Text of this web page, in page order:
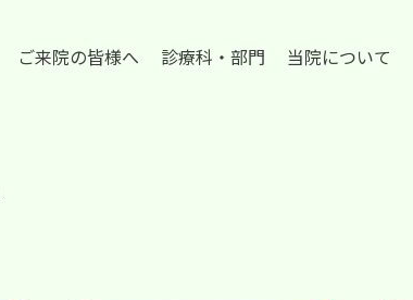
ご来院の皆様へ 診療科・部門 当院について